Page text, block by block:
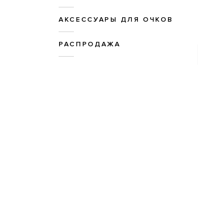
АКСЕССУАРЫ ДЛЯ ОЧКОВ
РАСПРОДАЖА